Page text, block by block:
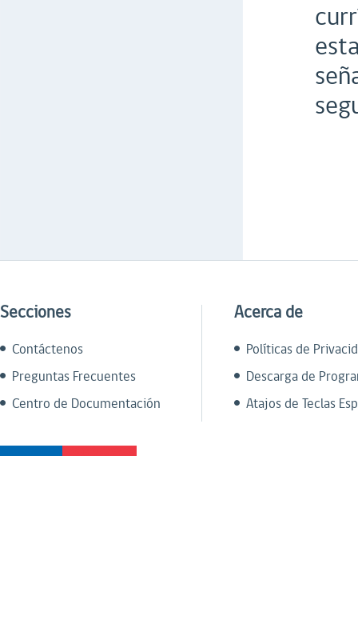
Secciones
Contáctenos
Preguntas Frecuentes
Centro de Documentación
Acerca de
Políticas de
Descarga de
Atajos de Teclas